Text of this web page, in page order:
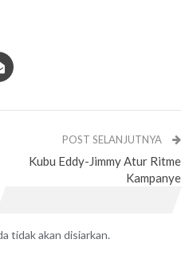
POST SELANJUTNYA
Kubu Eddy-Jimmy Atur Ritme
Kampanye
tidak akan disiarkan.